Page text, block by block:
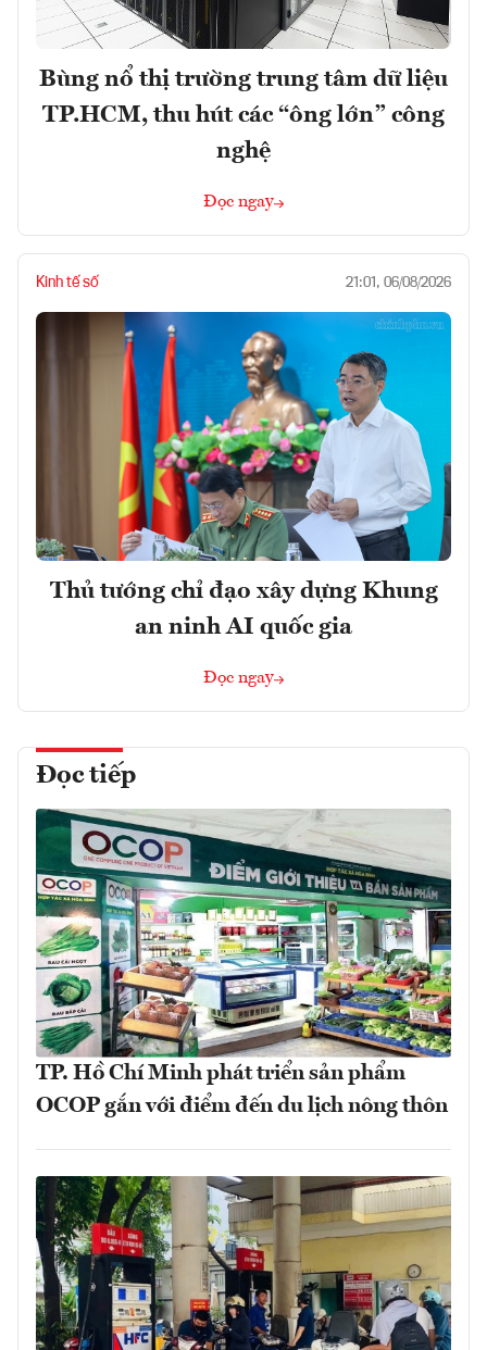
Bùng nổ thị trường trung tâm dữ liệu
TP.HCM, thu hút các “ông lớn” công
nghệ
Đọc ngay
Kinh tế số 21:01, 06/08/2026
Thủ tướng chỉ đạo xây dựng Khung
an ninh AI quốc gia
Đọc ngay
Đọc tiếp
TP. Hồ Chí Minh phát triển sản phẩm
OCOP gắn với điểm đến du lịch nông thôn